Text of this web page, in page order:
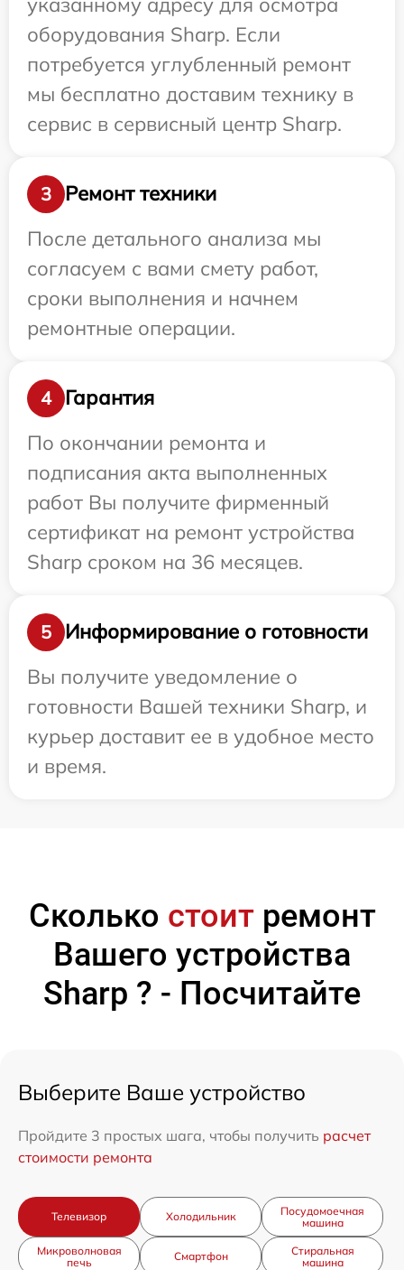
оборудования Sharp. Если
потребуется углубленный ремонт
мы бесплатно доставим технику в
сервис в сервисный центр Sharp.
3
Ремонт техники
После детального анализа мы
согласуем с вами смету работ,
сроки выполнения и начнем
ремонтные операции.
4
Гарантия
По окончании ремонта и
подписания акта выполненных
работ Вы получите фирменный
сертификат на ремонт устройства
Sharp сроком на 36 месяцев.
5
Информирование о готовности
Вы получите уведомление о
готовности Вашей техники Sharp, и
курьер доставит ее в удобное место
и время.
Сколько стоитремонт
Вашего устройства
Sharp ? - Посчитайте
Выберите Ваше устройство
Пройдите 3 простых шага, чтобы получить расчет
стоимости ремонта
Телевизор Холодильник
Посудомоечная
машина
Микроволновая
печь
Смартфон
Стиральная
машина